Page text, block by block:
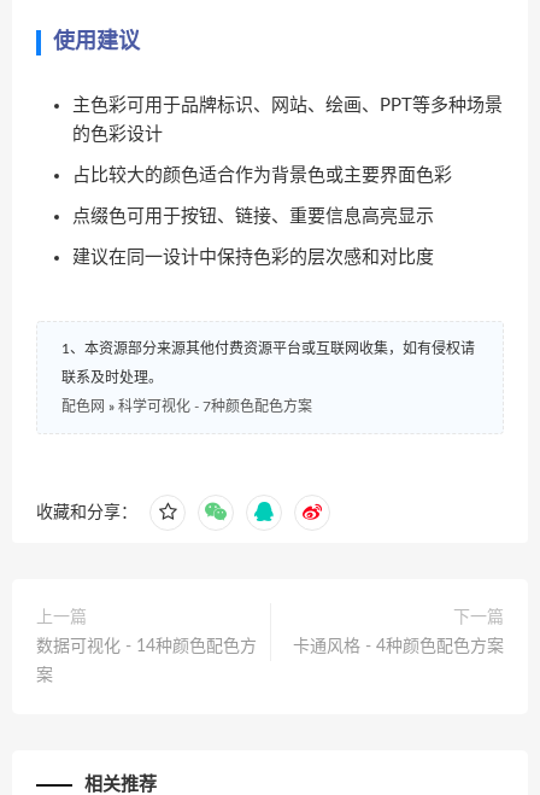
使用建议
主色彩可用于品牌标识、网站、绘画、PPT等多种场景
的色彩设计
占比较大的颜色适合作为背景色或主要界面色彩
点缀色可用于按钮、链接、重要信息高亮显示
建议在同一设计中保持色彩的层次感和对比度
1、本资源部分来源其他付费资源平台或互联网收集，如有侵权请
联系及时处理。
配色网 » 科学可视化 - 7种颜色配色方案
收藏和分享：
上一篇
数据可视化 - 14种颜色配色方
案
下一篇
卡通风格 - 4种颜色配色方案
相关推荐